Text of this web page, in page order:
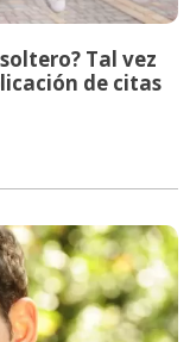
Tal vez
de citas